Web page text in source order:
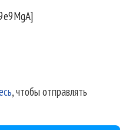
, чтобы отправлять